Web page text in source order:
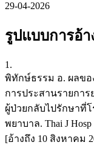
29-04-2026
รูปแบบการอ้า
1.
พิทักษ์ธรรม อ. ผลขอ
การประสานรายกา
ผู้ป่วยกลับไปรักษาที่
พยาบาล. Thai J
[อ้างถึง 10 สิงหาคม